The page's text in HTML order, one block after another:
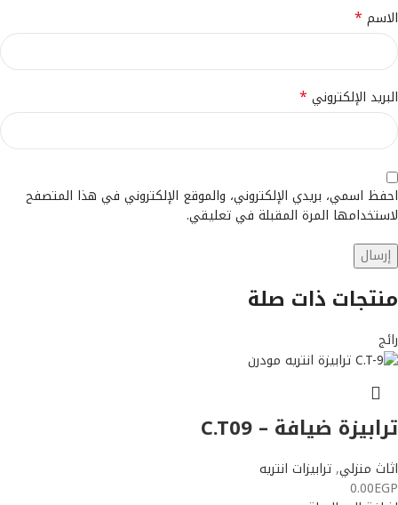
الاسم *
البريد الإلكتروني *
احفظ اسمي، بريدي الإلكتروني، والموقع الإلكتروني في هذا المتصفح
لاستخدامها المرة المقبلة في تعليقي.
منتجات ذات صلة
رائج
ترابيزة ضيافة – C.T09
اثاث منزلي,ترابيزات انتريه
0.00EGP